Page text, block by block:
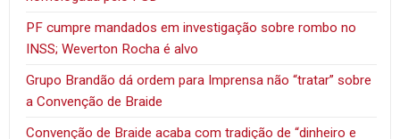
PF cumpre mandados em investigação sobre rombo no
INSS; Weverton Rocha é alvo
Grupo Brandão dá ordem para Imprensa não “tratar” sobre
a Convenção de Braide
Convenção de Braide acaba com tradição de “dinheiro e